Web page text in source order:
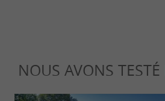
NOUS AVONS TESTÉ